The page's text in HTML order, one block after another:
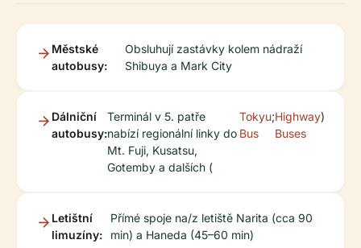
Městské
autobusy:
Obsluhují zastávky kolem nádraží
Shibuya a Mark City
Dálniční
autobusy:
Terminál v 5. patře
nabízí regionální linky do
Mt. Fuji, Kusatsu,
Gotemby a dalších (
Tokyu
Bus
;Highway
Buses
)
Letištní
limuzíny:
Přímé spoje na/z letiště Narita (cca 90
min) a Haneda (45–60 min)